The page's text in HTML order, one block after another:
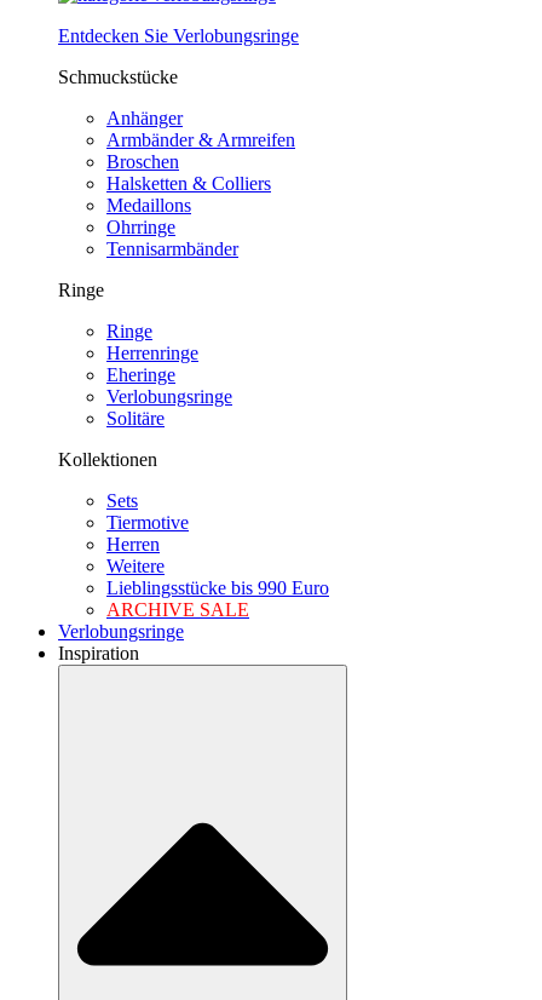
Entdecken Sie Verlobungsringe
Schmuckstücke
Anhänger
Armbänder & Armreifen
Broschen
Halsketten & Colliers
Medaillons
Ohrringe
Tennisarmbänder
Ringe
Ringe
Herrenringe
Eheringe
Verlobungsringe
Solitäre
Kollektionen
Sets
Tiermotive
Herren
Weitere
Lieblingsstücke bis 990 Euro
ARCHIVE SALE
Verlobungsringe
Inspiration